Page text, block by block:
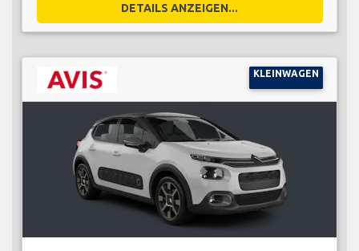
DETAILS ANZEIGEN...
KLEINWAGEN